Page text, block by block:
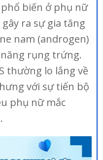
biến ở phụ nữ
ra sự gia tăng
nam (androgen)
rụng trứng.
thường lo lắng về
với sự tiến bộ
phụ nữ mắc